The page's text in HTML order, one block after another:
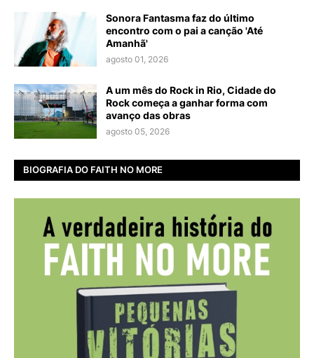
Sonora Fantasma faz do último
encontro com o pai a canção 'Até
Amanhã'
agosto 01, 2026
A um mês do Rock in Rio, Cidade do
Rock começa a ganhar forma com
avanço das obras
agosto 05, 2026
BIOGRAFIA DO FAITH NO MORE